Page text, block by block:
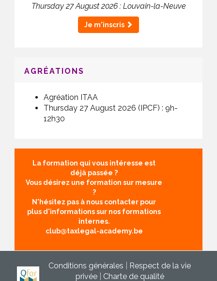
Thursday 27 August 2026 : Louvain-la-Neuve
Je m'inscris
AGRÉATIONS
Agréation ITAA
Thursday 27 August 2026 (IPCF) : 9h-
12h30
La formation qui vous intéresse est
déjà passée ?
Vous désirez une formation sur mesure
?
N'hésitez pas à nous contacter pour
plus d'informations sur nos formations
internes.
club@taxlegal-academy.be
Conditions générales
Respect de la vie
privée| Charte de qualité